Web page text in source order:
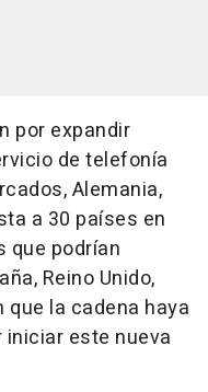
por expandir
de telefonía
Alemania,
a 30 países en
que podrían
Reino Unido,
que la cadena haya
este nueva